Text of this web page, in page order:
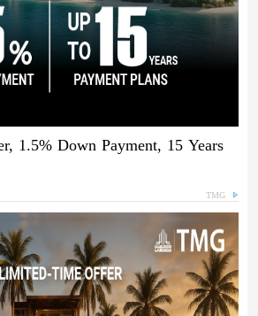
1.5% Down Payment, 15 Years
TMG